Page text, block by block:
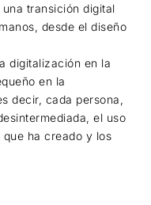
una transición digital
desde el diseño
digitalización en la
en la
decir, cada persona,
el uso
ha creado y los